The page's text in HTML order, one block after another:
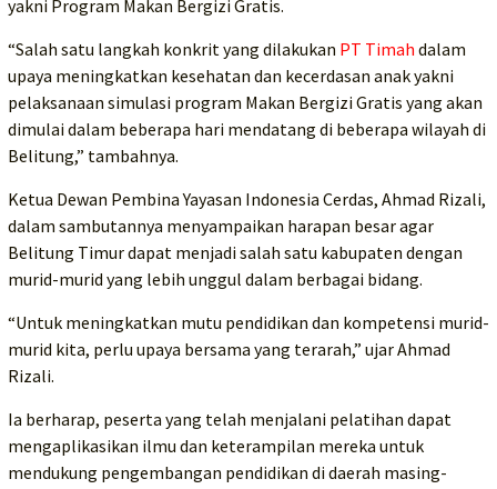
yakni Program Makan Bergizi Gratis.
“Salah satu langkah konkrit yang dilakukan PT Timah dalam
upaya meningkatkan kesehatan dan kecerdasan anak yakni
pelaksanaan simulasi program Makan Bergizi Gratis yang akan
dimulai dalam beberapa hari mendatang di beberapa wilayah di
Belitung,” tambahnya.
Ketua Dewan Pembina Yayasan Indonesia Cerdas, Ahmad Rizali,
dalam sambutannya menyampaikan harapan besar agar
Belitung Timur dapat menjadi salah satu kabupaten dengan
murid-murid yang lebih unggul dalam berbagai bidang.
“Untuk meningkatkan mutu pendidikan dan kompetensi murid-
murid kita, perlu upaya bersama yang terarah,” ujar Ahmad
Rizali.
Ia berharap, peserta yang telah menjalani pelatihan dapat
mengaplikasikan ilmu dan keterampilan mereka untuk
mendukung pengembangan pendidikan di daerah masing-